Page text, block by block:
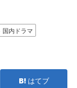
国内ドラマ
はてブ